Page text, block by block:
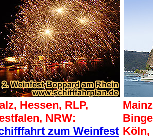
Hessen, RLP,
NRW:
zum Weinfest Köln,